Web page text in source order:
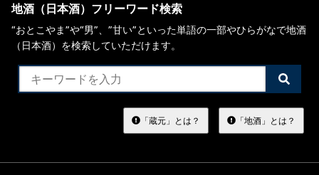
地酒（日本酒）フリーワード検索
“おとこやま”や“男”、”甘い”といった単語の一部やひらがなで地酒
（日本酒）を検索していただけます。
検
索
る
「蔵元」とは？ 「地酒」とは？